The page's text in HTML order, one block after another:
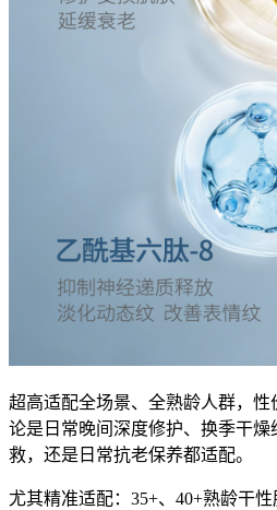
超高适配全场景、全熟龄人群，
论是日常晚间深度修护、换季干
救，还是日常抗老保养都适配。
尤其精准适配：35+、40+熟龄干